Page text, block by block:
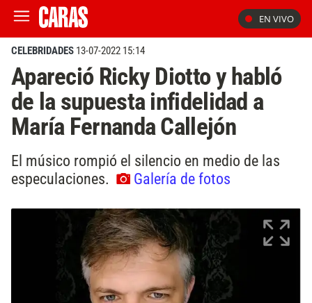
EN VIVO
CELEBRIDADES 13-07-2022 15:14
Apareció Ricky Diotto y habló
de la supuesta infidelidad a
María Fernanda Callejón
El músico rompió el silencio en medio de las
especulaciones.
Galería de fotos